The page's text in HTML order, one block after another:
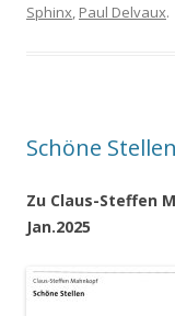
Sphinx, Paul Delvaux.
Schöne
Zu Claus-Steffen
Jan.2025